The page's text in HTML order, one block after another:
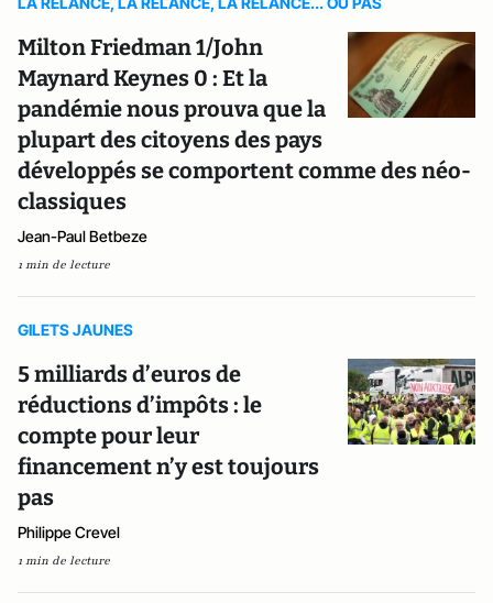
Milton Friedman 1/John
Maynard Keynes 0 : Et la
pandémie nous prouva que la
plupart des citoyens des pays
développés se comportent comme des néo-
classiques
Jean-Paul Betbeze
1 min de lecture
GILETS JAUNES
5 milliards d’euros de
réductions d’impôts : le
compte pour leur
financement n’y est toujours
pas
Philippe Crevel
1 min de lecture